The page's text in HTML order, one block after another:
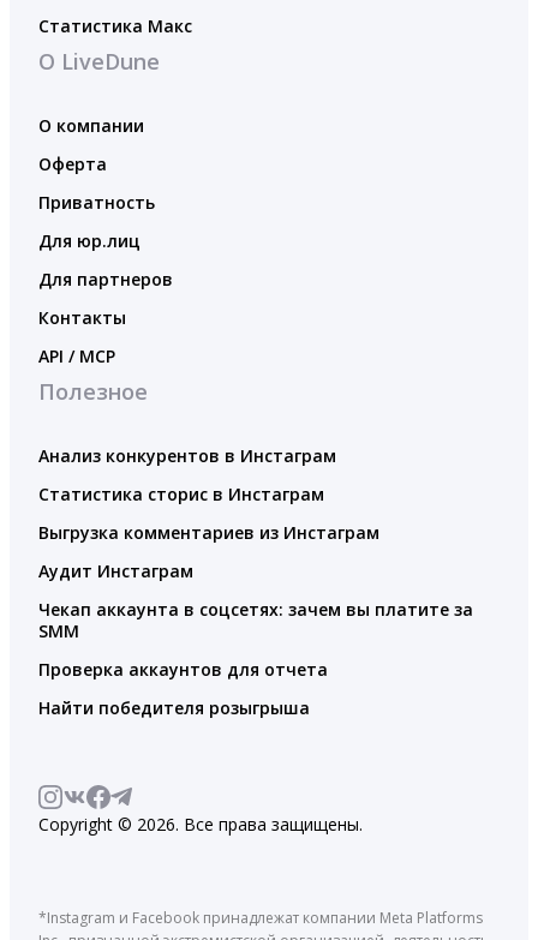
Статистика Макс
О LiveDune
О компании
Оферта
Приватность
Для юр.лиц
Для партнеров
Контакты
API / MCP
Полезное
Анализ конкурентов в Инстаграм
Статистика сторис в Инстаграм
Выгрузка комментариев из Инстаграм
Аудит Инстаграм
Чекап аккаунта в соцсетях: зачем вы платите за
SMM
Проверка аккаунтов для отчета
Найти победителя розыгрыша
Copyright © 2026. Все права защищены.
*Instagram и Facebook принадлежат компании Meta Platforms